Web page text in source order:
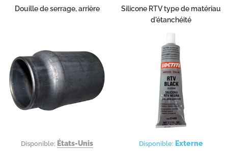
Douille de serrage, arrière
Disponible: États-Unis
Silicone RTV type de matériau
d'étanchéité
Disponible: Externe